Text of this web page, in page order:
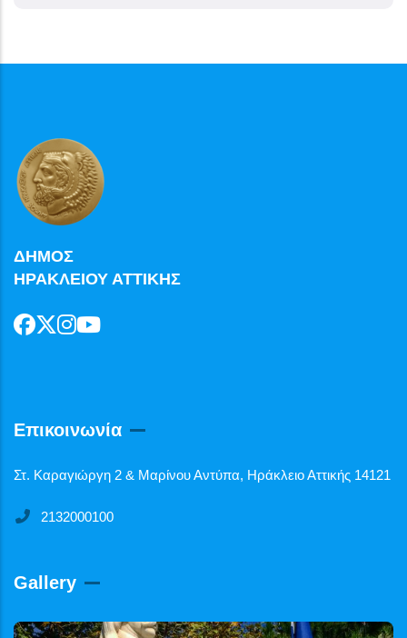
ΔΗΜΟΣ
ΗΡΑΚΛΕΙΟΥ ΑΤΤΙΚΗΣ
Επικοινωνία
Στ. Καραγιώργη 2 & Μαρίνου Αντύπα, Ηράκλειο Αττικής 14121
2132000100
Gallery